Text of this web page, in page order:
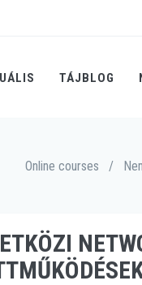
TÁJBLOG
Online courses /